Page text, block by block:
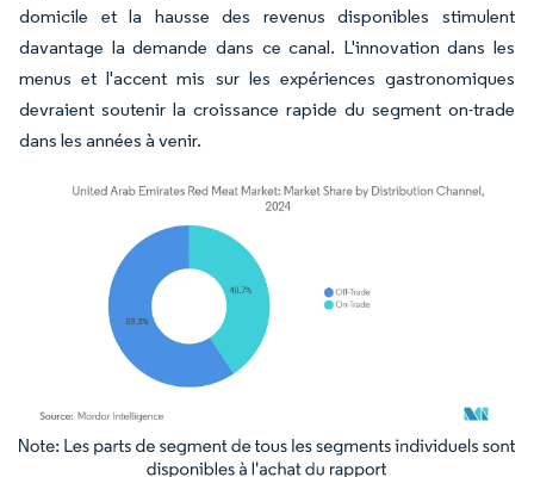
domicile et la hausse des revenus disponibles stimulent
davantage la demande dans ce canal. L'innovation dans les
menus et l'accent mis sur les expériences gastronomiques
devraient soutenir la croissance rapide du segment on-trade
dans les années à venir.
Image © Mordor Intelligence. La réutilisation nécessite une attribution sous CC BY